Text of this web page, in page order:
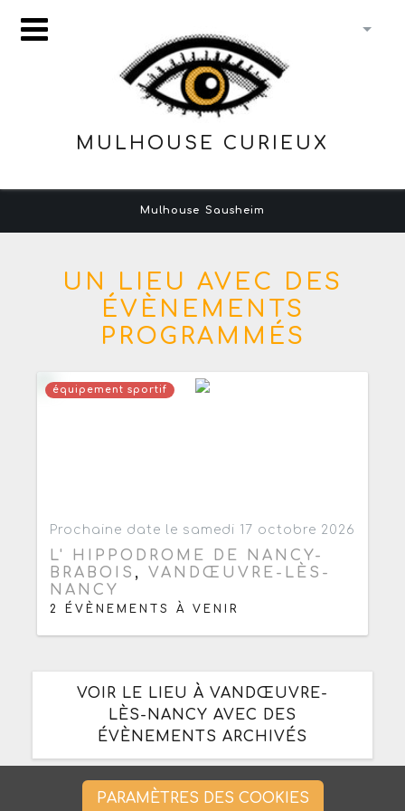
MULHOUSE CURIEUX
Mulhouse Sausheim
UN LIEU AVEC DES
ÉVÈNEMENTS
PROGRAMMÉS
équipement sportif
Prochaine date le samedi 17 octobre 2026
L' HIPPODROME DE NANCY-
BRABOIS , VANDŒUVRE-LÈS-
NANCY
2 ÉVÈNEMENTS À VENIR
VOIR LE LIEU À VANDŒUVRE-
LÈS-NANCY AVEC DES
ÉVÈNEMENTS ARCHIVÉS
PARAMÈTRES DES COOKIES